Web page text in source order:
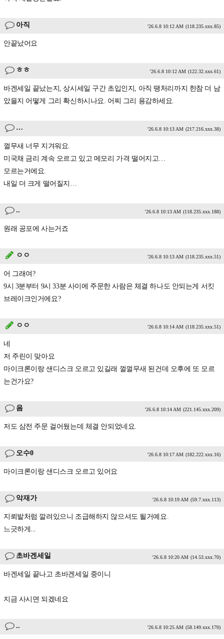
아직 '26.6.8 10:12 AM (118.235.xxx.85)
안끝났어요
ㅎㅎ '26.6.8 10:12 AM (122.32.xxx.61)
바겐세일 끝났는지, 상시세일 구간 초입인지, 아직 땡처리까지 한참 더 남
았을지 어떻게 그리 확신하시나요. 어찌 그리 용감하세요.
… '26.6.8 10:13 AM (217.216.xxx.38)
껄무새 너무 지겨워요.
미국채 금리 계속 오르고 있고 메모리 가격 떨어지고…
모르는거에요.
내일 더 크게 떨어질지…
.. '26.6.8 10:13 AM (118.235.xxx.188)
원래 공포에 사는거죠
ㅇㅇ '26.6.8 10:13 AM (118.235.xxx.51)
어 그래여?
9시 3분부터 9시 33분 사이에 주문한 사람은 체결 하나도 안되는게 서킷
브레이크인거에요?
ㅇㅇ '26.6.8 10:14 AM (118.235.xxx.51)
네
저 주린이 맞아요
마이크론이랑 샌디스크 오르고 있길래 껄껄무새 된건데 오후에 또 모르
는건가요?
음 '26.6.8 10:14 AM (221.145.xxx.209)
저도 삼전 주문 걸어뒀는데 체결 안되었네요.
오수0 '26.6.8 10:17 AM (182.222.xxx.16)
마이크론이랑 샌디스크 오르고 있어요
악재가 '26.6.8 10:19 AM (59.7.xxx.113)
지뢰밭처럼 깔려있으니 조급해하지 않으셔도 될거예요.
느긋하게...
초바겐세일 '26.6.8 10:20 AM (14.53.xxx.70)
바겐세일 끝나고 초바겐세일 중이니
지금 사시면 되겠네요
.. '26.6.8 10:25 AM (58.149.xxx.170)